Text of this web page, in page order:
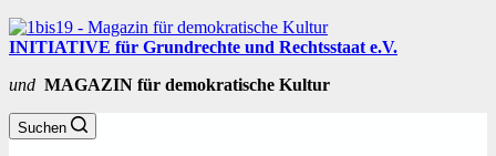
INITIATIVE für Grundrechte und Rechtsstaat e.V.
und MAGAZIN für demokratische Kultur
Suchen